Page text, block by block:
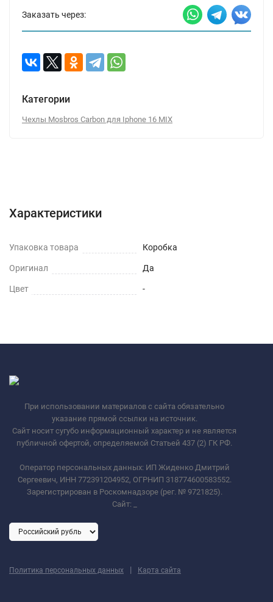
Заказать через:
Категории
Чехлы Mosbros Carbon для Iphone 16 MIX
Характеристики
Упаковка товара Коробка
Оригинал Да
Цвет -
При использовании материалов с сайта обязательно
указание прямой ссылки на источник.
Сайт носит сугубо информационный характер и не является
публичной офертой, определяемой Статьей 437 (2) ГК РФ.
Оператор персональных данных: ИП Жиденко Дмитрий
Сергеевич, ИНН 772391204952, ОГРНИП 318774600583552.
Зарегистрирован в Роскомнадзоре (рег. № 9721825).
Сайт:
Политика персональных данных | Карта сайта